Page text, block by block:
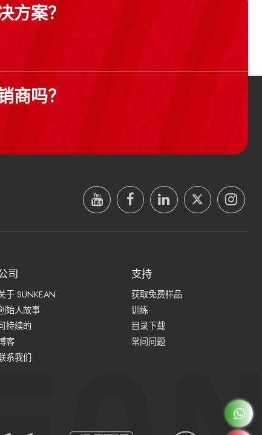
方案？
商吗？
司
于 SUNKEAN
始人故事
持续的
客
系我们
支持
获取免费样品
训练
目录下载
常问问题